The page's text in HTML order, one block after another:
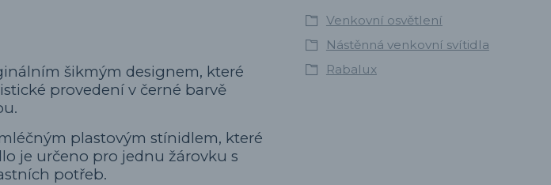
šikmým designem, které
provedení v černé barvě
plastovým stínidlem, které
je určeno pro jednu žárovku s
potřeb.
Venkovní osvětlení
Nástěnná venkovní svítidla
Rabalux